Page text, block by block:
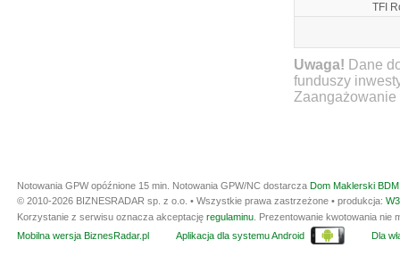
TFI
Uwaga! Dane
funduszy
Zaangażowanie
Notowania GPW opóźnione 15 min. Notowania GPW/NC dostarcza Dom Maklerski
© 2010-2026 BIZNESRADAR sp. z o.o. • Wszystkie prawa zastrzeżone • produkcja:
Korzystanie z serwisu oznacza akceptację regulaminu . Prezentowanie kwotowania
Mobilna wersja BiznesRadar.pl
Aplikacja dla systemu Android Dla